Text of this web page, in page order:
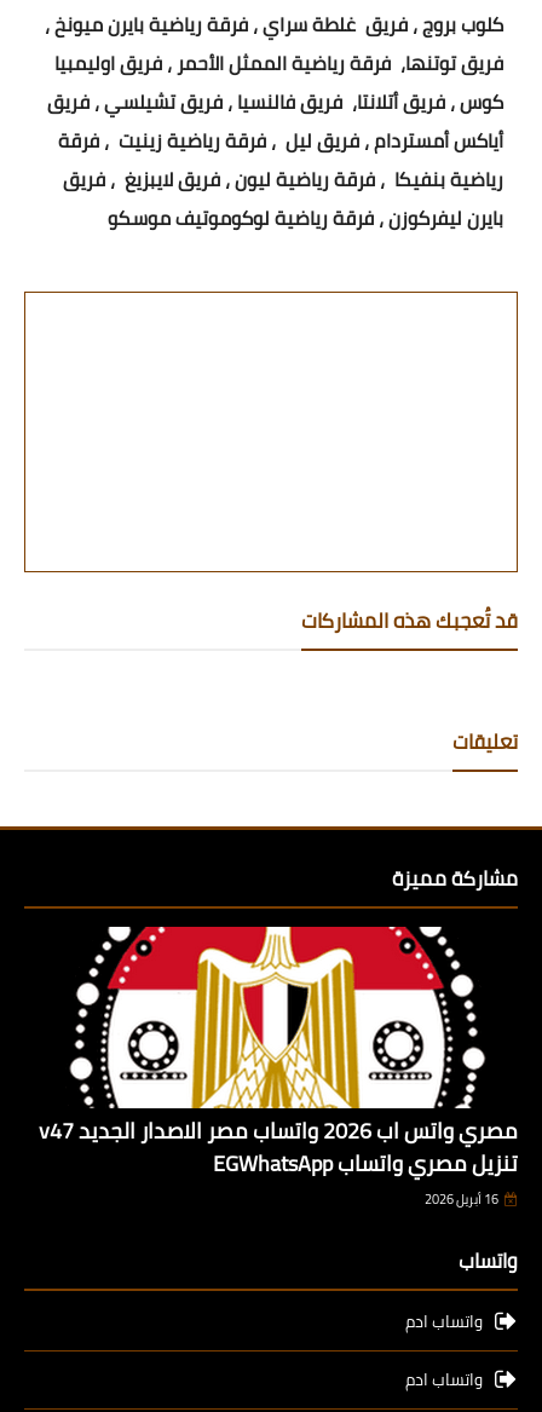
كلوب بروج ، فريق غلطة سراي ، فرقة رياضية بايرن ميونخ ،
فريق توتنها، فرقة رياضية الممثل الأحمر ، فريق اوليمبيا
كوس ، فريق أتلانتا، فريق فالنسيا ، فريق تشيلسي ، فريق
أياكس أمستردام ، فريق ليل ، فرقة رياضية زينيت ، فرقة
رياضية بنفيكا ، فرقة رياضية ليون ، فريق لايبزيغ ، فريق
بايرن ليفركوزن ، فرقة رياضية لوكوموتيف موسكو
قد تُعجبك هذه المشاركات
تعليقات
مشاركة مميزة
مصري واتس اب 2026 واتساب مصر الاصدار الجديد v47
تنزيل مصري واتساب EGWhatsApp
16 أبريل 2026
واتساب
واتساب ادم
واتساب ادم